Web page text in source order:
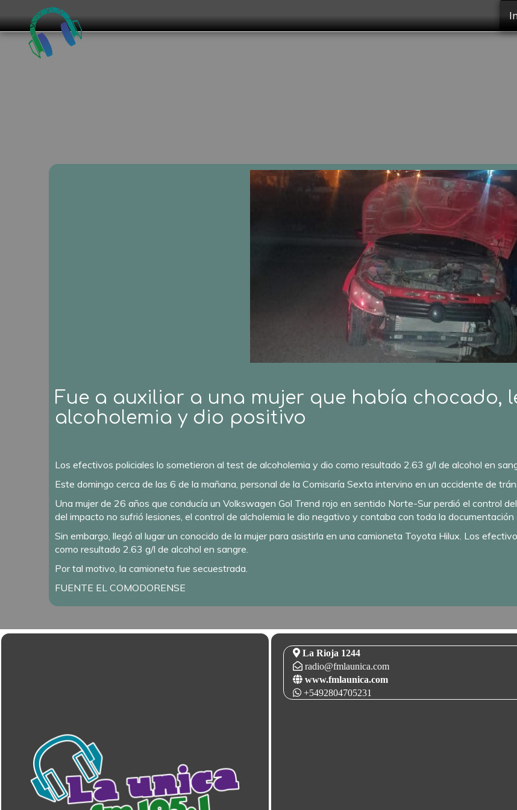
Fue a auxiliar a una mujer que había chocado,
alcoholemia y dio positivo
Los efectivos policiales lo sometieron al test de alcoholemia y dio como resultado 2.63 g/l de alcohol en
Este domingo cerca de las 6 de la mañana, personal de la Comisaría Sexta intervino en un accidente de
Una mujer de 26 años que conducía un Volkswagen Gol Trend rojo en sentido Norte-Sur perdió el control
del impacto no sufrió lesiones, el control de alcholemia le dio negativo y contaba con toda la documentación
Sin embargo, llegó al lugar un conocido de la mujer para asistirla en una camioneta Toyota Hilux. Los
como resultado 2.63 g/l de alcohol en sangre.
Por tal motivo, la camioneta fue secuestrada.
FUENTE EL COMODORENSE
La Rioja 1244
radio@fmlaunica.com
www.fmlaunica.com
+5492804705231